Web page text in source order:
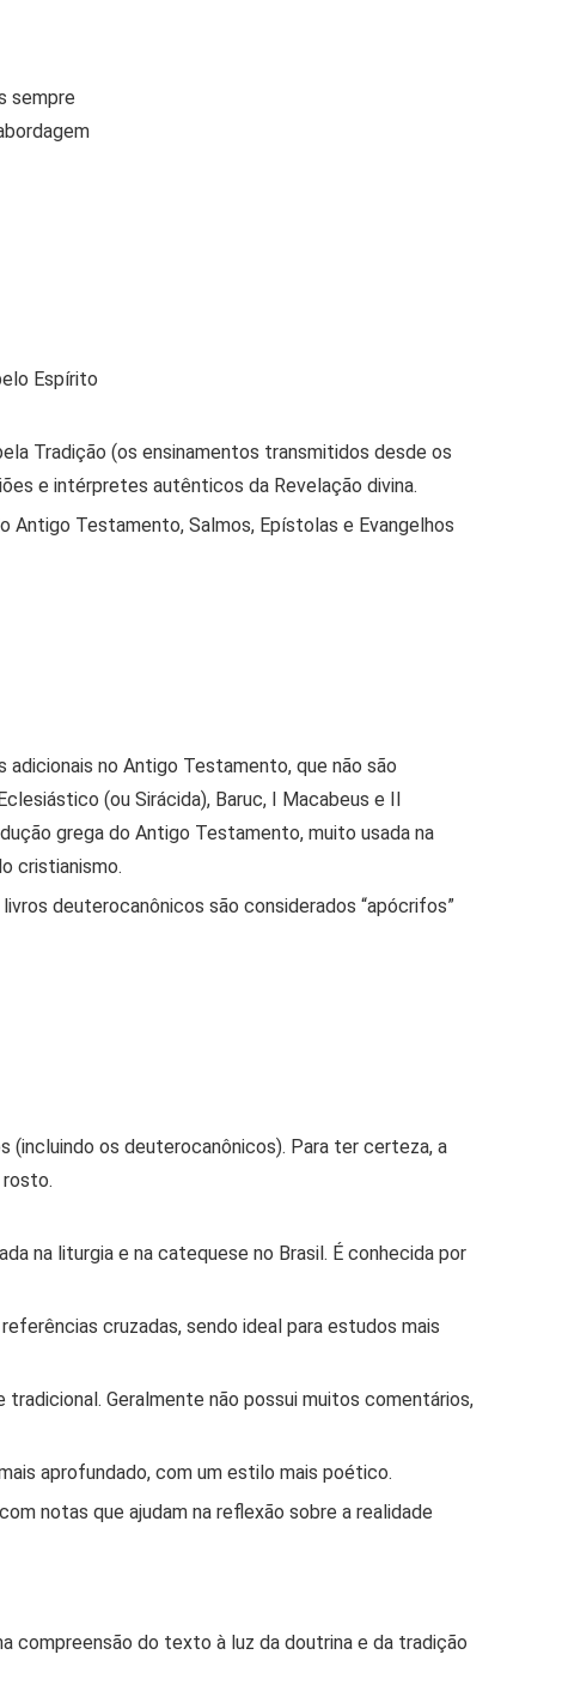
sempre
Espírito
Tradição (os ensinamentos transmitidos desde os
e intérpretes autênticos da Revelação divina.
Antigo Testamento, Salmos, Epístolas e Evangelhos
no Antigo Testamento, que não são
(ou Sirácida), Baruc, I Macabeus e II
grega do Antigo Testamento, muito usada na
cristianismo.
deuterocanônicos são considerados “apócrifos”
(incluindo os deuterocanônicos). Para ter certeza, a
rosto.
na liturgia e na catequese no Brasil. É conhecida por
cruzadas, sendo ideal para estudos mais
Geralmente não possui muitos comentários,
aprofundado, com um estilo mais poético.
notas que ajudam na reflexão sobre a realidade
compreensão do texto à luz da doutrina e da tradição